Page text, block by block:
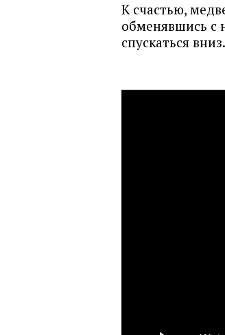
К счастью,
обменявшись с
спускаться вниз.